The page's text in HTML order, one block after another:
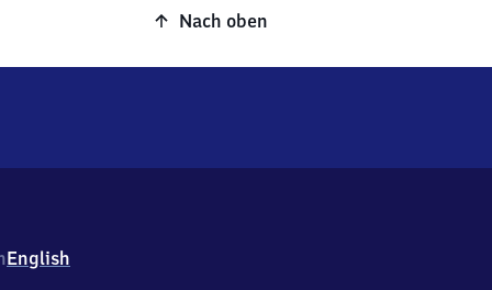
Nach oben
English